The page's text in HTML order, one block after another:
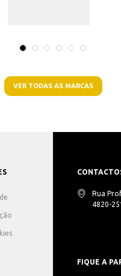
VER TODAS AS MARCAS
Rua
4820-
FIQUE A